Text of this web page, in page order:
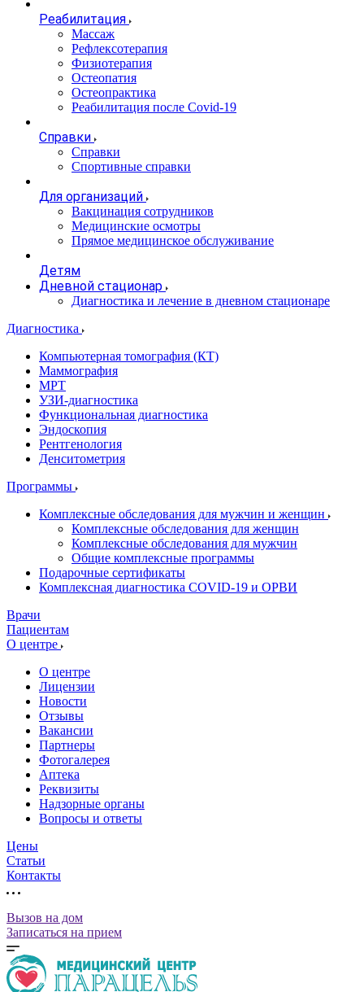
Реабилитация
Массаж
Рефлексотерапия
Физиотерапия
Остеопатия
Остеопрактика
Реабилитация после Covid-19
Справки
Справки
Спортивные справки
Для организаций
Вакцинация сотрудников
Медицинские осмотры
Прямое медицинское обслуживание
Детям
Дневной стационар
Диагностика и лечение в дневном стационаре
Диагностика
Компьютерная томография (КТ)
Маммография
МРТ
УЗИ-диагностика
Функциональная диагностика
Эндоскопия
Рентгенология
Денситометрия
Программы
Комплексные обследования для мужчин и женщин
Комплексные обследования для женщин
Комплексные обследования для мужчин
Общие комплексные программы
Подарочные сертификаты
Комплексная диагностика COVID-19 и ОРВИ
Врачи
Пациентам
О центре
О центре
Лицензии
Новости
Отзывы
Вакансии
Партнеры
Фотогалерея
Аптека
Реквизиты
Надзорные органы
Вопросы и ответы
Цены
Статьи
Контакты
Вызов на дом
Записаться на прием